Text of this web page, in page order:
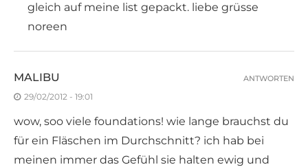
gleich auf meine list gepackt. liebe grüsse
noreen
MALIBU
29/02/2012 - 19:01
wow, soo viele foundations! wie lange brauchst du
für ein Fläschen im Durchschnitt? ich hab bei
meinen immer das Gefühl sie halten ewig und
ANTWORTEN